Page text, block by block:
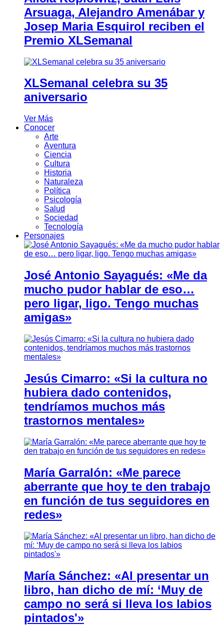
Arsuaga, Alejandro Amenábar y
Josep Maria Esquirol reciben el
Premio XLSemanal
XLSemanal celebra su 35
aniversario
Ver Más
Conocer
Arte
Aventura
Ciencia
Cultura
Historia
Naturaleza
Política
Psicología
Salud
Sociedad
Tecnología
Personajes
José Antonio Sayagués: «Me da
mucho pudor hablar de eso…
pero ligar, ligo. Tengo muchas
amigas»
Jesús Cimarro: «Si la cultura no
hubiera dado contenidos,
tendríamos muchos más
trastornos mentales»
María Garralón: «Me parece
aberrante que hoy te den trabajo
en función de tus seguidores en
redes»
María Sánchez: «Al presentar un
libro, han dicho de mí: ‘Muy de
campo no será si lleva los labios
pintados'»